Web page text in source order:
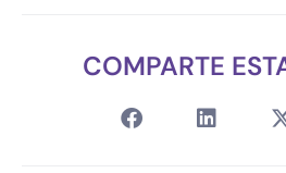
COMPARTE